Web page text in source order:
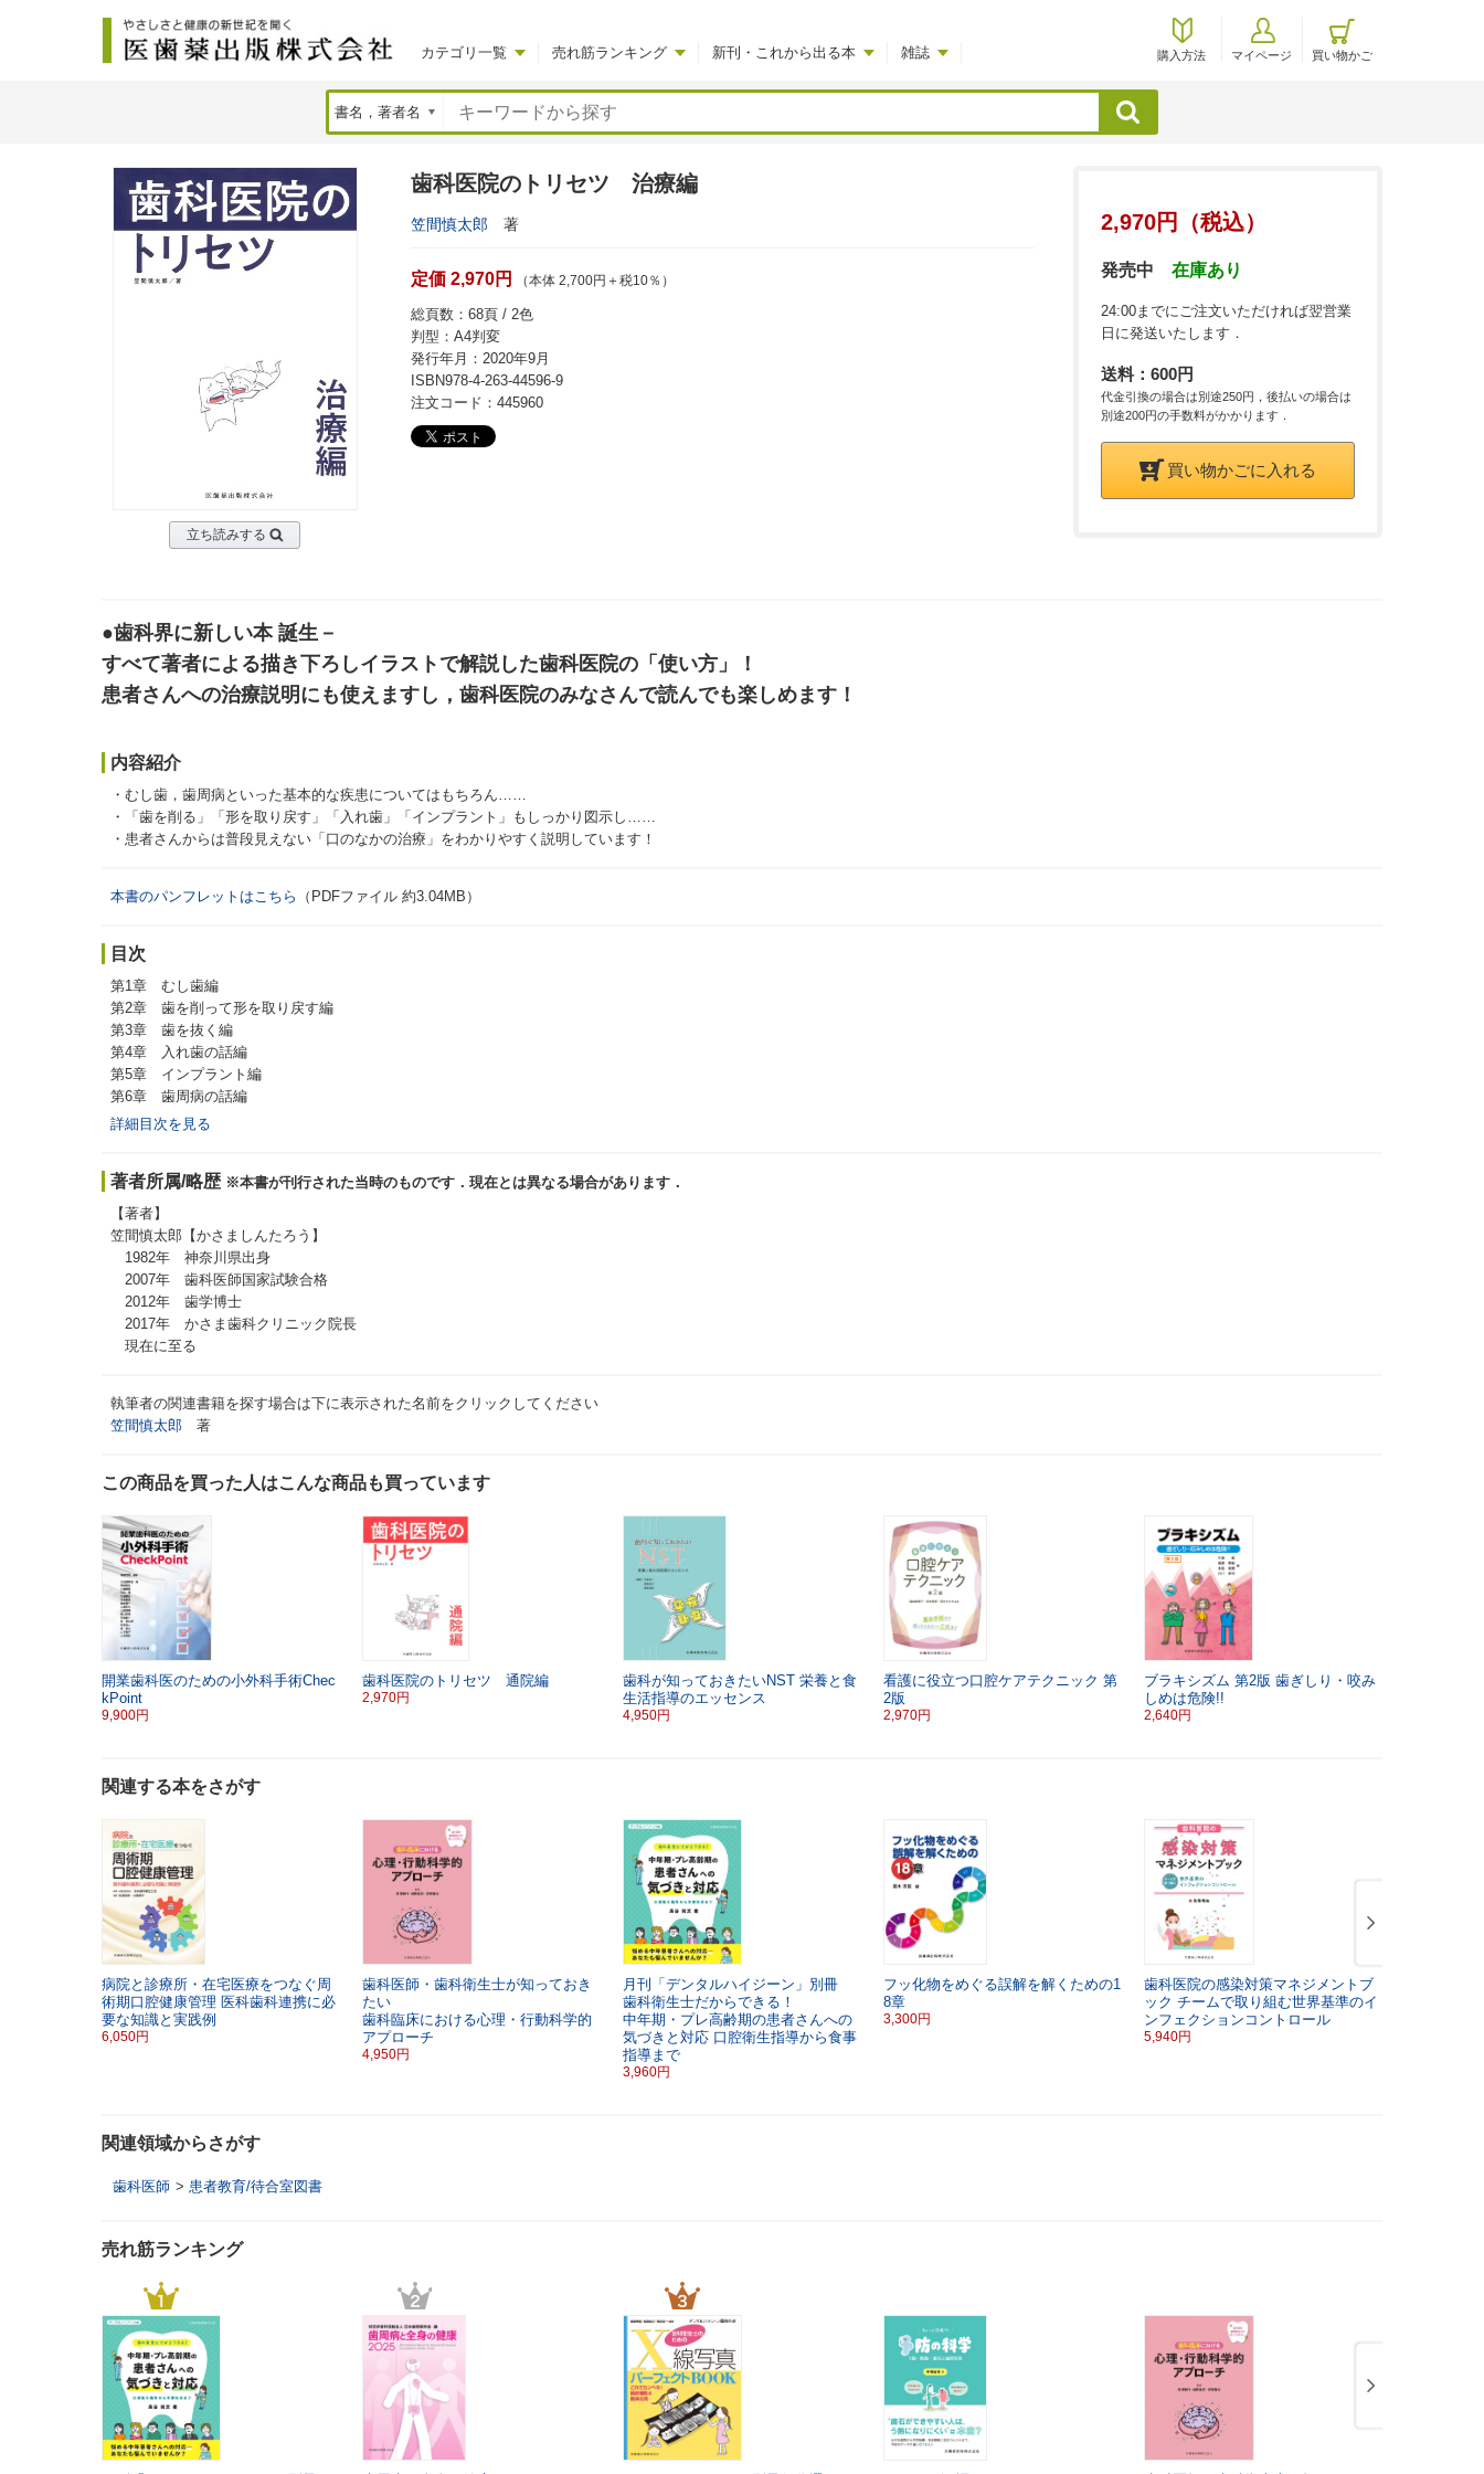
カテゴリ一覧 売れ筋ランキング 新刊・これから出る本 雑誌 購入方法 マイページ 買い物かご
検索
立ち読みする
2,970円（税込）
発売中 在庫あり
24:00までにご注文いただければ翌営業
日に発送いたします．
送料：600円
代金引換の場合は別途250円，後払いの場合は
別途200円の手数料がかかります．
買い物かごに入れる
歯科医院のトリセツ 治療編
笠間慎太郎 著
定価 2,970円 （本体 2,700円＋税10％）
総頁数：68頁 / 2色
判型：A4判変
発行年月：2020年9月
ISBN978-4-263-44596-9
注文コード：445960
●歯科界に新しい本 誕生－
すべて著者による描き下ろしイラストで解説した歯科医院の「使い方」！
患者さんへの治療説明にも使えますし，歯科医院のみなさんで読んでも楽しめます！
内容紹介
・むし歯，歯周病といった基本的な疾患についてはもちろん……
・「歯を削る」「形を取り戻す」「入れ歯」「インプラント」もしっかり図示し……
・患者さんからは普段見えない「口のなかの治療」をわかりやすく説明しています！
本書のパンフレットはこちら （PDFファイル 約3.04MB）
目次
第1章 むし歯編
第2章 歯を削って形を取り戻す編
第3章 歯を抜く編
第4章 入れ歯の話編
第5章 インプラント編
第6章 歯周病の話編
詳細目次を見る
著者所属/略歴 ※本書が刊行された当時のものです．現在とは異なる場合があります．
【著者】
笠間慎太郎【かさましんたろう】
1982年 神奈川県出身
2007年 歯科医師国家試験合格
2012年 歯学博士
2017年 かさま歯科クリニック院長
現在に至る
執筆者の関連書籍を探す場合は下に表示された名前をクリックしてください
笠間慎太郎 著
この商品を買った人はこんな商品も買っています
開業歯科医のための小外科手術Chec
kPoint
9,900円
歯科医院のトリセツ 通院編
2,970円
歯科が知っておきたいNST 栄養と食
生活指導のエッセンス
4,950円
看護に役立つ口腔ケアテクニック 第
2版
2,970円
ブラキシズム 第2版 歯ぎしり・咬み
しめは危険!!
2,640円
関連する本をさがす
病院と診療所・在宅医療をつなぐ周
術期口腔健康管理 医科歯科連携に必
要な知識と実践例
6,050円
歯科医師・歯科衛生士が知っておき
たい
歯科臨床における心理・行動科学的
アプローチ
4,950円
月刊「デンタルハイジーン」別冊
歯科衛生士だからできる！
中年期・プレ高齢期の患者さんへの
気づきと対応 口腔衛生指導から食事
指導まで
3,960円
フッ化物をめぐる誤解を解くための1
8章
3,300円
歯科医院の感染対策マネジメントブ
ック チームで取り組む世界基準のイ
ンフェクションコントロール
5,940円
関連領域からさがす
歯科医師 > 患者教育/待合室図書
売れ筋ランキング